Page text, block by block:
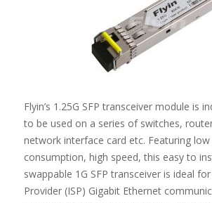
Flyin’s 1.25G SFP transceiver module is
to be used on a series of switches,
network interface card etc. Featuring
consumption, high speed, this easy to
swappable 1G SFP transceiver is ideal
Provider (ISP) Gigabit Ethernet